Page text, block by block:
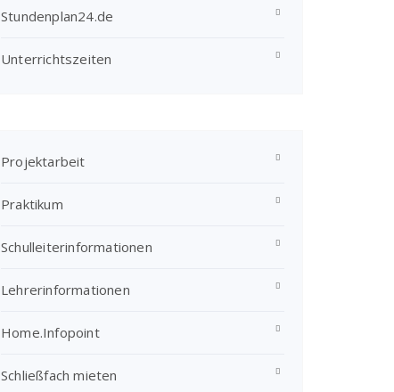
Stundenplan24.de
Unterrichtszeiten
Projektarbeit
Praktikum
Schulleiterinformationen
Lehrerinformationen
Home.Infopoint
Schließfach mieten